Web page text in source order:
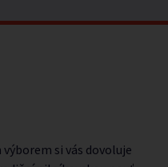
si vás dovoluje